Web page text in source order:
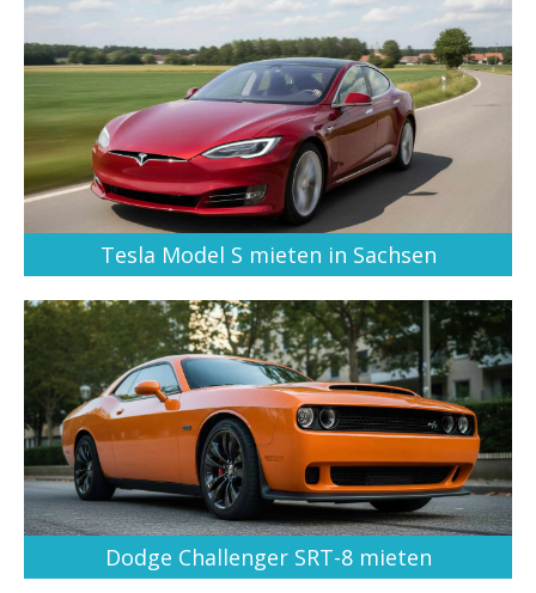
Tesla Model S mieten in Sachsen
Dodge Challenger SRT-8 mieten